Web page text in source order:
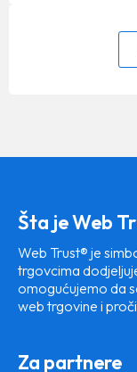
Šta je Web
Web Trust® je
trgovcima
omogućujemo da
web trgovine i
Za partnere